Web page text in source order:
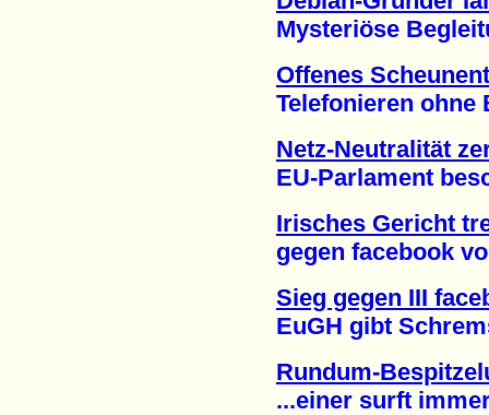
Mysteriöse
Offenes
Telefonieren ohne
Netz-Neutralität
EU-Parlament
Irisches Gericht
gegen facebook
Sieg gegen III
EuGH gibt
Rundum-
...einer surft immer